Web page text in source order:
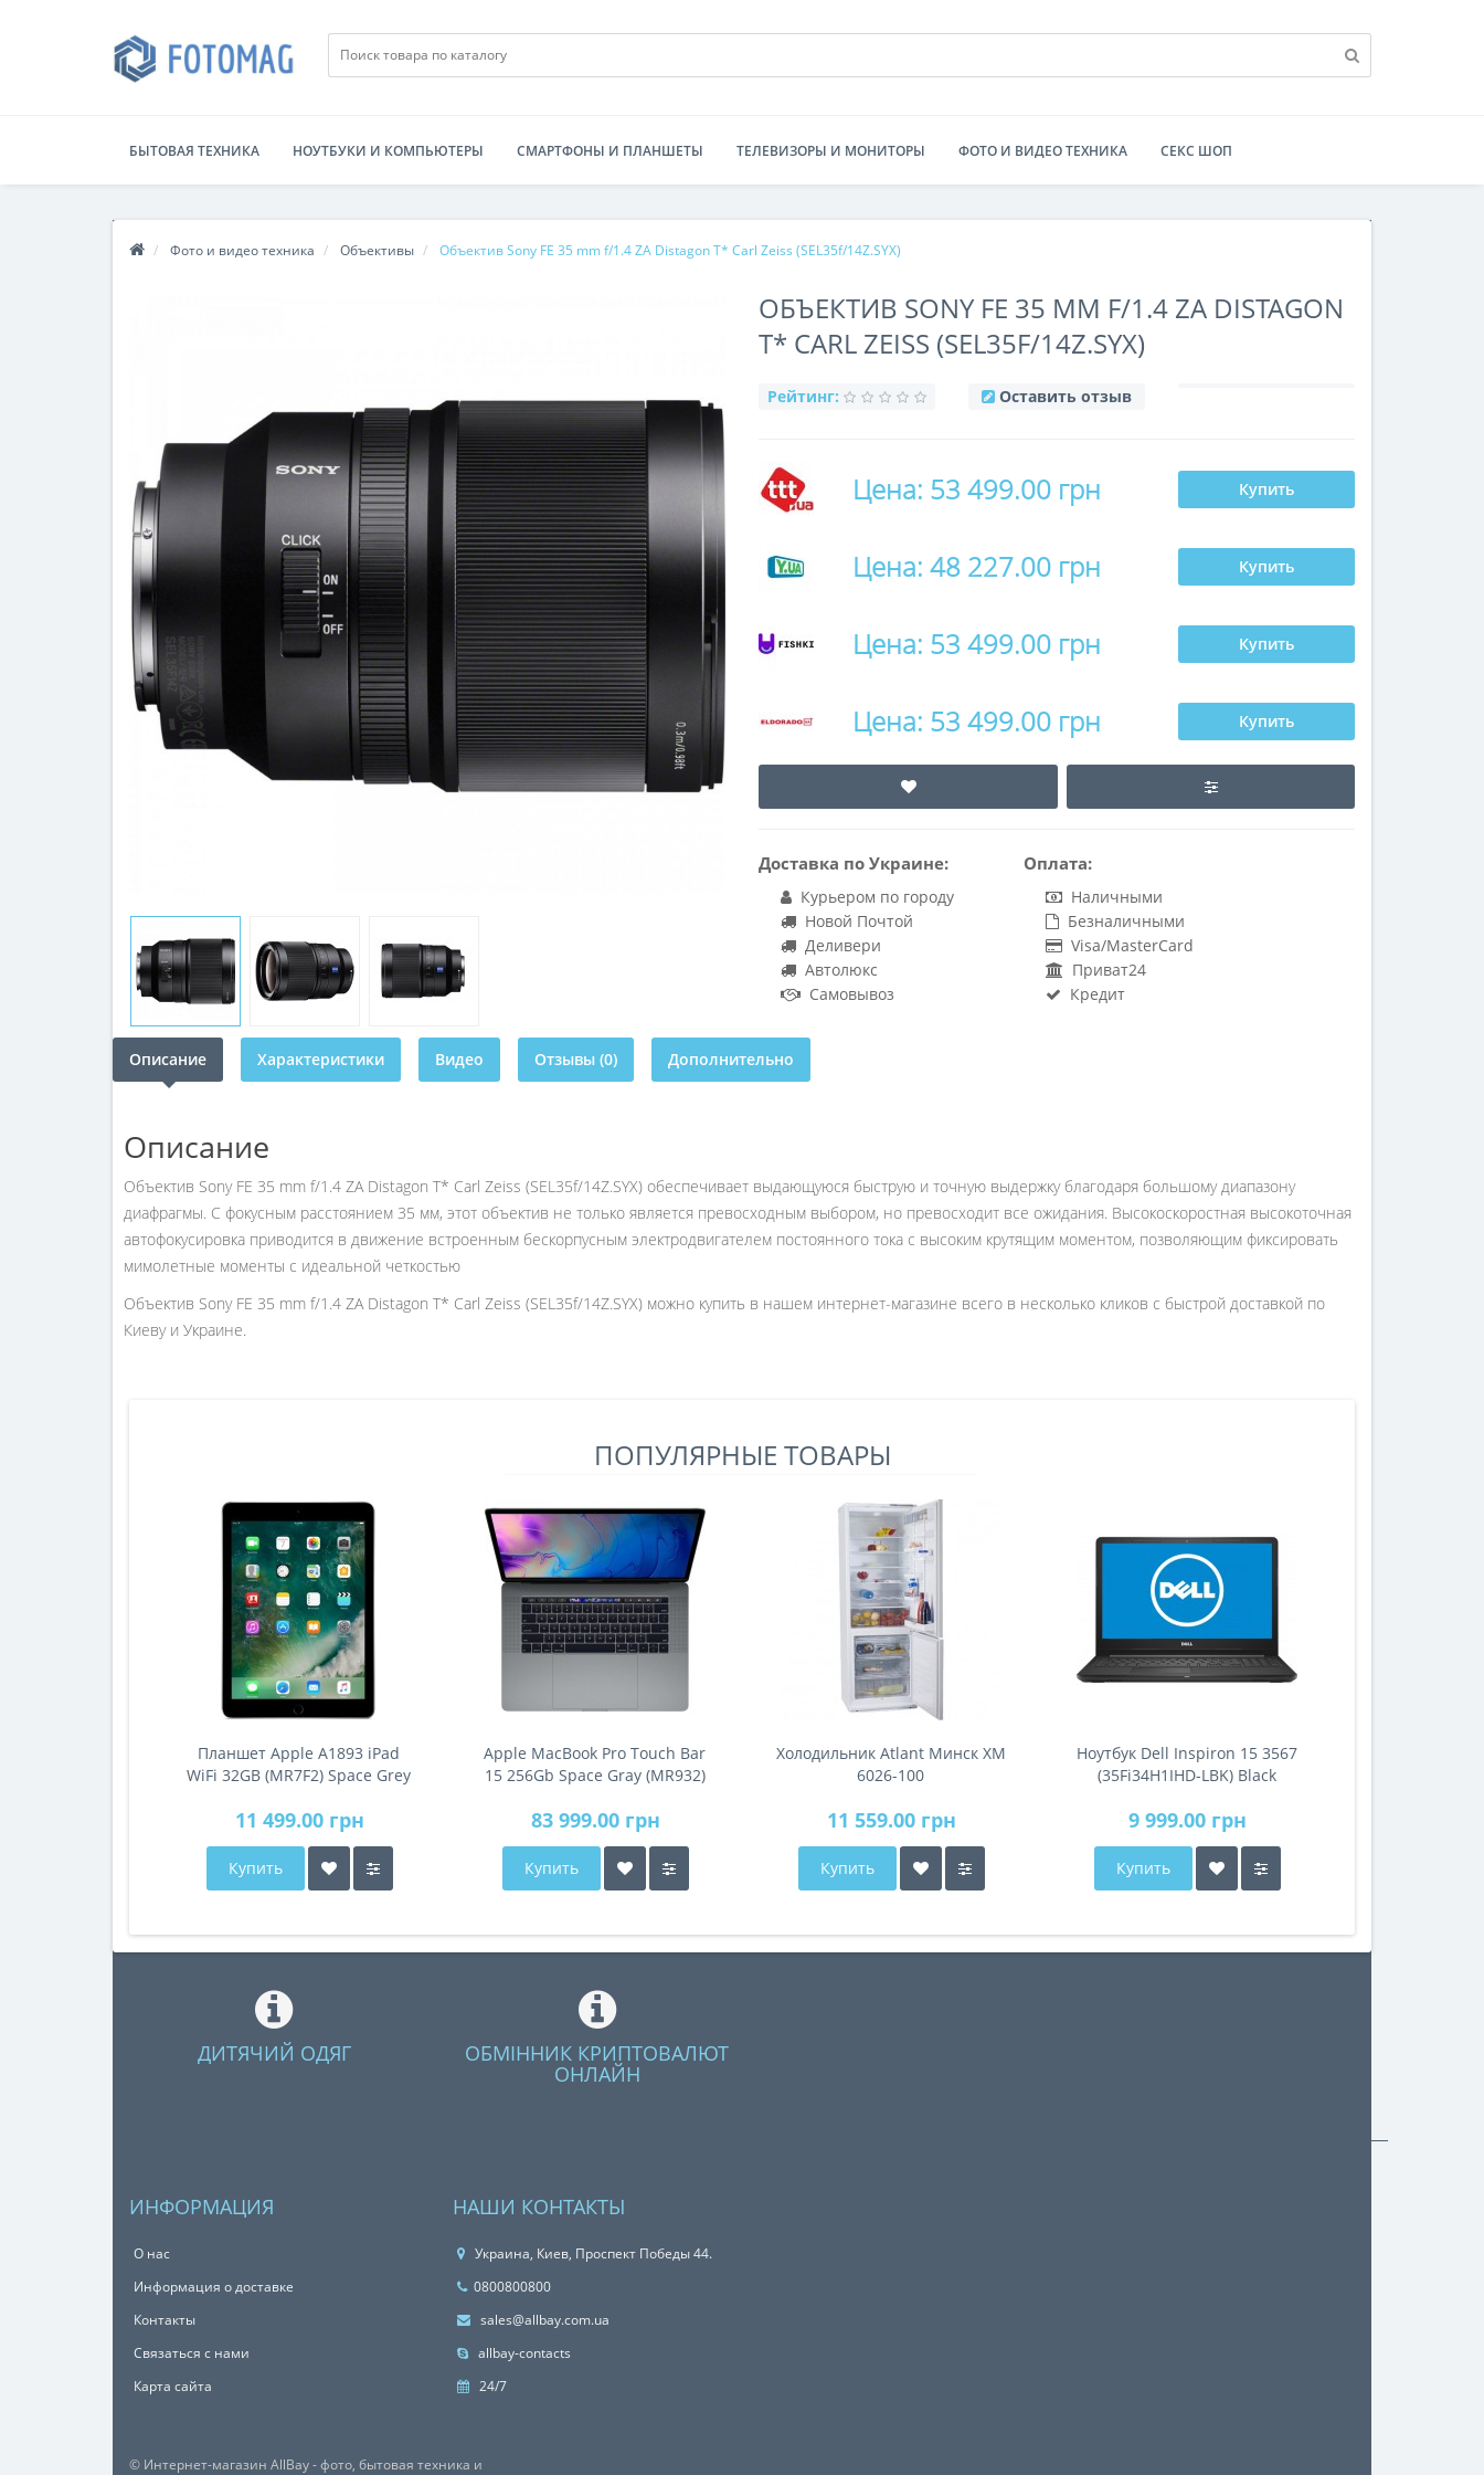
БЫТОВАЯ ТЕХНИКА НОУТБУКИ И КОМПЬЮТЕРЫ СМАРТФОНЫ И ПЛАНШЕТЫ ТЕЛЕВИЗОРЫ И МОНИТОРЫ ФОТО И ВИДЕО ТЕХНИКА СЕКС ШОП
Фото и видео техника Объективы Объектив Sony FE 35 mm f/1.4 ZA Distagon T* Carl Zeiss (SEL35f/14Z.SYX)
ОБЪЕКТИВ SONY FE 35 MM F/1.4 ZA DISTAGON
T* CARL ZEISS (SEL35F/14Z.SYX)
Рейтинг: Оставить отзыв
Цена: 53 499.00 грн Купить
Цена: 48 227.00 грн Купить
Цена: 53 499.00 грн Купить
Цена: 53 499.00 грн Купить
Доставка по Украине:
Курьером по городу
Новой Почтой
Деливери
Автолюкс
Самовывоз
Оплата:
Наличными
Безналичными
Visa/MasterCard
Приват24
Кредит
Описание Характеристики Видео Отзывы (0) Дополнительно
Описание
Объектив Sony FE 35 mm f/1.4 ZA Distagon T* Carl Zeiss (SEL35f/14Z.SYX) обеспечивает выдающуюся быструю и точную выдержку благодаря большому диапазону
диафрагмы. С фокусным расстоянием 35 мм, этот объектив не только является превосходным выбором, но превосходит все ожидания. Высокоскоростная высокоточная
автофокусировка приводится в движение встроенным бескорпусным электродвигателем постоянного тока с высоким крутящим моментом, позволяющим фиксировать
мимолетные моменты с идеальной четкостью
Объектив Sony FE 35 mm f/1.4 ZA Distagon T* Carl Zeiss (SEL35f/14Z.SYX) можно купить в нашем интернет-магазине всего в несколько кликов с быстрой доставкой по
Киеву и Украине.
ПОПУЛЯРНЫЕ ТОВАРЫ
Планшет Apple A1893 iPad
WiFi 32GB (MR7F2) Space Grey
11 499.00 грн
Купить
Apple MacBook Pro Touch Bar
15 256Gb Space Gray (MR932)
83 999.00 грн
Купить
Холодильник Atlant Минск ХМ
6026-100
11 559.00 грн
Купить
Ноутбук Dell Inspiron 15 3567
(35Fi34H1IHD-LBK) Black
9 999.00 грн
Купить
ДИТЯЧИЙ ОДЯГ ОБМІННИК КРИПТОВАЛЮТ
ОНЛАЙН
ИНФОРМАЦИЯ
О нас
Информация о доставке
Контакты
Связаться с нами
Карта сайта
НАШИ КОНТАКТЫ
Украина, Киев, Проспект Победы 44.
0800800800
sales@allbay.com.ua
allbay-contacts
24/7
© Интернет-магазин AllBay - фото, бытовая техника и